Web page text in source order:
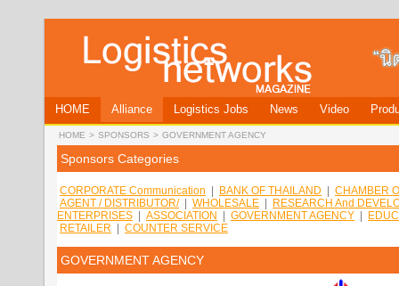
HOME Alliance Logistics Jobs News Video
HOME > SPONSORS > GOVERNMENT AGENCY
Sponsors Categories
CORPORATE Communication BANK OF THAILAND
CHAMBER
AGENT / DISTRIBUTOR/| WHOLESALE
RESEARCH And
ENTERPRISES
ASSOCIATION GOVERNMENT AGENCY
RETAILER
COUNTER SERVICE
GOVERNMENT AGENCY